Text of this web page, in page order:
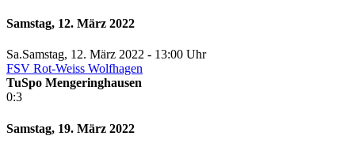
Samstag, 12. März 2022
Sa.Samstag, 12. März 2022 - 13:00 Uhr
FSV Rot-Weiss Wolfhagen
TuSpo Mengeringhausen
0:3
Samstag, 19. März 2022